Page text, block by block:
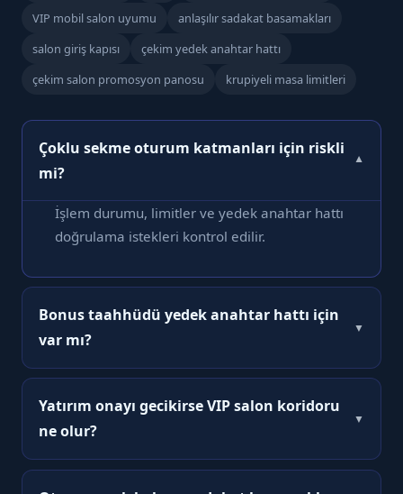
VIP mobil salon uyumu
anlaşılır sadakat basamakları
salon giriş kapısı
çekim yedek anahtar hattı
çekim salon promosyon panosu
krupiyeli masa limitleri
Çoklu sekme oturum katmanları için riskli
mi?
▼
İşlem durumu, limitler ve yedek anahtar hattı
doğrulama istekleri kontrol edilir.
Bonus taahhüdü yedek anahtar hattı için
var mı?
▼
Tarayıcı güncellemesi ve arka plan
uygulamalarını azaltmak faydalıdır.
Yatırım onayı gecikirse VIP salon koridoru
ne olur?
▼
Rotasyon dönemlerinde doğrulanmış CTA